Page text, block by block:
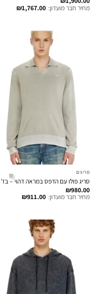
מחיר חבר מועדון: ₪1,767.00
סריגים
סריג פולו עם הדפס במראה דהוי – בז'
₪980.00
מחיר חבר מועדון: ₪911.00